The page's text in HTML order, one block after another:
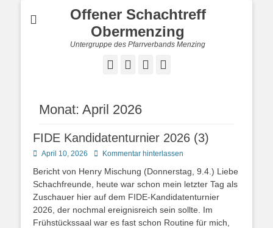
Offener Schachtreff
Obermenzing
Untergruppe des Pfarrverbands Menzing
FacebookInstagram
Website
Monat: April 2026
FIDE Kandidatenturnier 2026 (3)
Posted
April 10, 2026 Kommentar hinterlassen
Bericht von Henry Mischung (Donnerstag, 9.4.) Liebe
Schachfreunde, heute war schon mein letzter Tag als
Zuschauer hier auf dem FIDE-Kandidatenturnier
2026, der nochmal ereignisreich sein sollte. Im
Frühstückssaal war es fast schon Routine für mich,